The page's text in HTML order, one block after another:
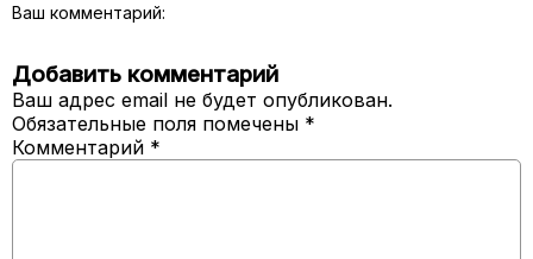
Ваш комментарий:
Добавить комментарий
Ваш адрес email не будет опубликован.
Обязательные поля помечены *
Комментарий *